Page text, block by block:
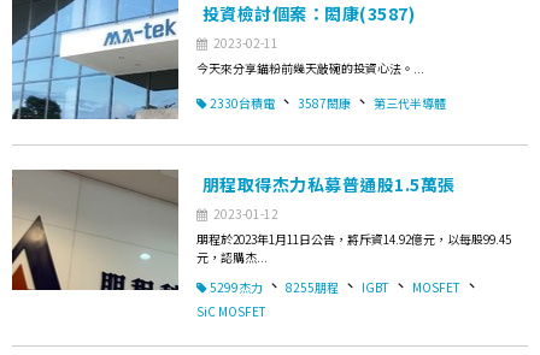
投資檢討個案：閎康(3587)
2023-02-11
今天來分享錨粉前幾天敲碗的投資心法。...
2330台積電 、 3587閎康 、 第三代半導體
朋程取得杰力私募普通股1.5萬張
2023-01-12
朋程於2023年1月11日公告，將斥資14.92億元，以每股99.45
元，認購杰...
5299杰力 、 8255朋程 、 IGBT 、 MOSFET 、
SiC MOSFET